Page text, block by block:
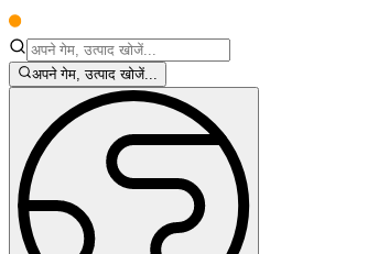
अपने गेम, उत्पाद खोजें...